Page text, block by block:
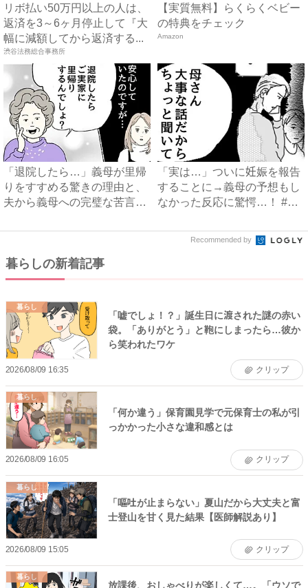
リボ払い50万円以上の人は、
返済を3～6ヶ月停止して『大
幅に減額してから返済する...
渋谷法務総合事務所
【実質無料】らくらくベビー
の特典をチェック
Amazon
「退院したら…」義母が里帰
りをすすめる驚きの理由と、
夫から義母への完璧な苦言
「実は…」ついに妊娠を報告
することに→義母の予想もし
なかった反応に驚愕…！ #
Recommended by
暮らしの新着記事
暮らし
「嘘でしょ！？」誕生日に渡された謎の赤い
袋。「ありがとう」と鞄にしまったら…彼か
ら笑われたワケ
2026/08/09 16:35 クリップ
暮らし
「何か違う」保育園見学で元保育士の私が引
っかかった小さな違和感とは
2026/08/09 16:05 クリップ
暮らし
「嘔吐が止まらない」夏山だから大丈夫と富
士登山を甘く見た結果【医師解説あり】
2026/08/09 15:05 クリップ
暮らし
放課後、おしゃべりが楽しくて…。「ウソで